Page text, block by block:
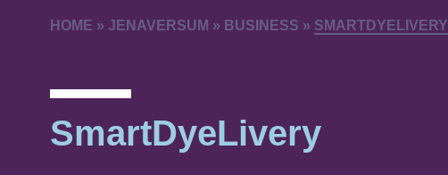
HOME » JENAVERSUM » BUSINESS » SMARTDYELIVERY
SmartDyeLivery